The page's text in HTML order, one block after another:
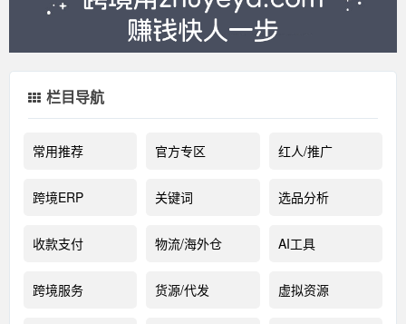
栏目导航
常用推荐 官方专区 红人/推广
跨境ERP 关键词 选品分析
收款支付 物流/海外仓 AI工具
跨境服务 货源/代发 虚拟资源